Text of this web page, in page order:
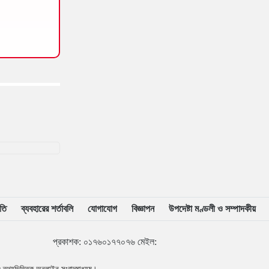
মার্চ টু ঢাকা’ ঠেকাতে শেষ বৈঠক, তবু টেকেনি
২০
ব্যবহারের শর্তাবলি যোগাযোগ বিজ্ঞাপন উপদেষ্টা মণ্ডলী ও সম্পাদকীয়
প্রকাশক: ০১৭৬০১৭৭০৭৬ মেইল: